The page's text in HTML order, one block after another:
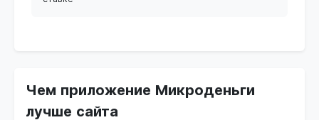
Чем приложение Микроденьги
лучше сайта